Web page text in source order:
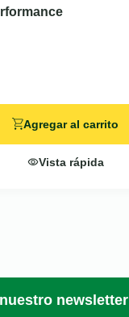
Agregar al carrito
Vista rápida
newsletter